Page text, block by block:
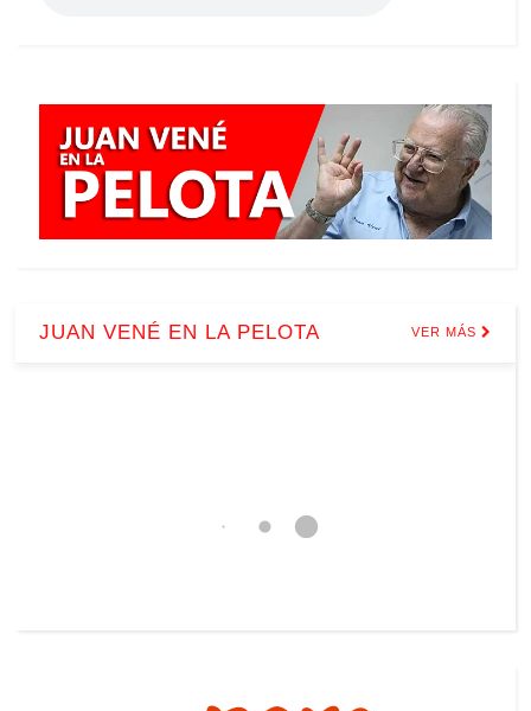
JUAN VENÉ EN LA PELOTA VER MÁS